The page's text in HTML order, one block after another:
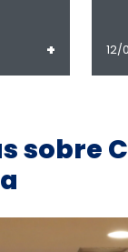
+ 12/
sobre